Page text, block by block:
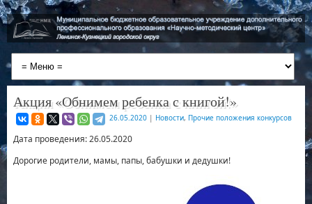
Акция «Обнимем ребенка с книгой!»
26.05.2020 | Новости, Прочие положения конкурсов
Дата проведения: 26.05.2020
Дорогие родители, мамы, папы, бабушки и дедушки!